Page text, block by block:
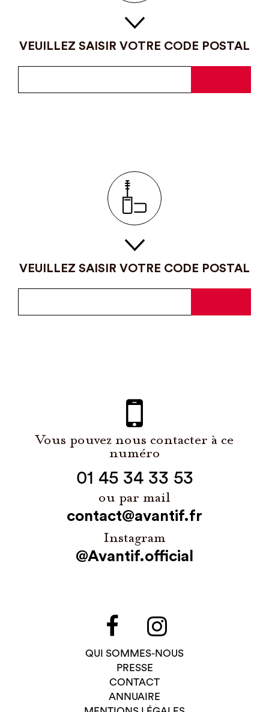
VEUILLEZ SAISIR VOTRE CODE POSTAL
VEUILLEZ SAISIR VOTRE CODE POSTAL
Vous pouvez nous contacter à ce
numéro
01 45 34 33 53
ou par mail
contact@avantif.fr
Instagram
@Avantif.official
QUI SOMMES-NOUS
PRESSE
CONTACT
ANNUAIRE